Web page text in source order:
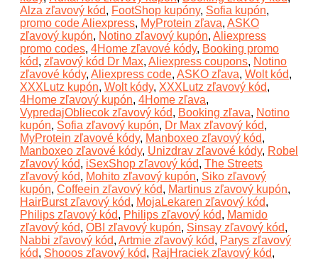
Alza zľavový kód, FootShop kupóny, Sofia kupón,
promo code Aliexpress, MyProtein zľava, ASKO
zľavový kupón, Notino zľavový kupón, Aliexpress
promo codes, 4Home zľavové kódy, Booking promo
kód, zľavový kód Dr Max, Aliexpress coupons, Notino
zľavové kódy, Aliexpress code, ASKO zľava, Wolt kód,
XXXLutz kupón, Wolt kódy, XXXLutz zľavový kód,
4Home zľavový kupón, 4Home zľava,
VypredajObliecok zľavový kód, Booking zľava, Notino
kupón, Sofia zľavový kupón, Dr Max zľavový kód,
MyProtein zľavové kódy, Manboxeo zľavový kód,
Manboxeo zľavové kódy, Unizdrav zľavové kódy, Robel
zľavový kód, iSexShop zľavový kód, The Streets
zľavový kód, Mohito zľavový kupón, Siko zľavový
kupón, Coffeein zľavový kód, Martinus zľavový kupón,
HairBurst zľavový kód, MojaLekaren zľavový kód,
Philips zľavový kód, Philips zľavový kód, Mamido
zľavový kód, OBI zľavový kupón, Sinsay zľavový kód,
Nabbi zľavový kód, Artmie zľavový kód, Parys zľavový
kód, Shooos zľavový kód, RajHraciek zľavový kód,